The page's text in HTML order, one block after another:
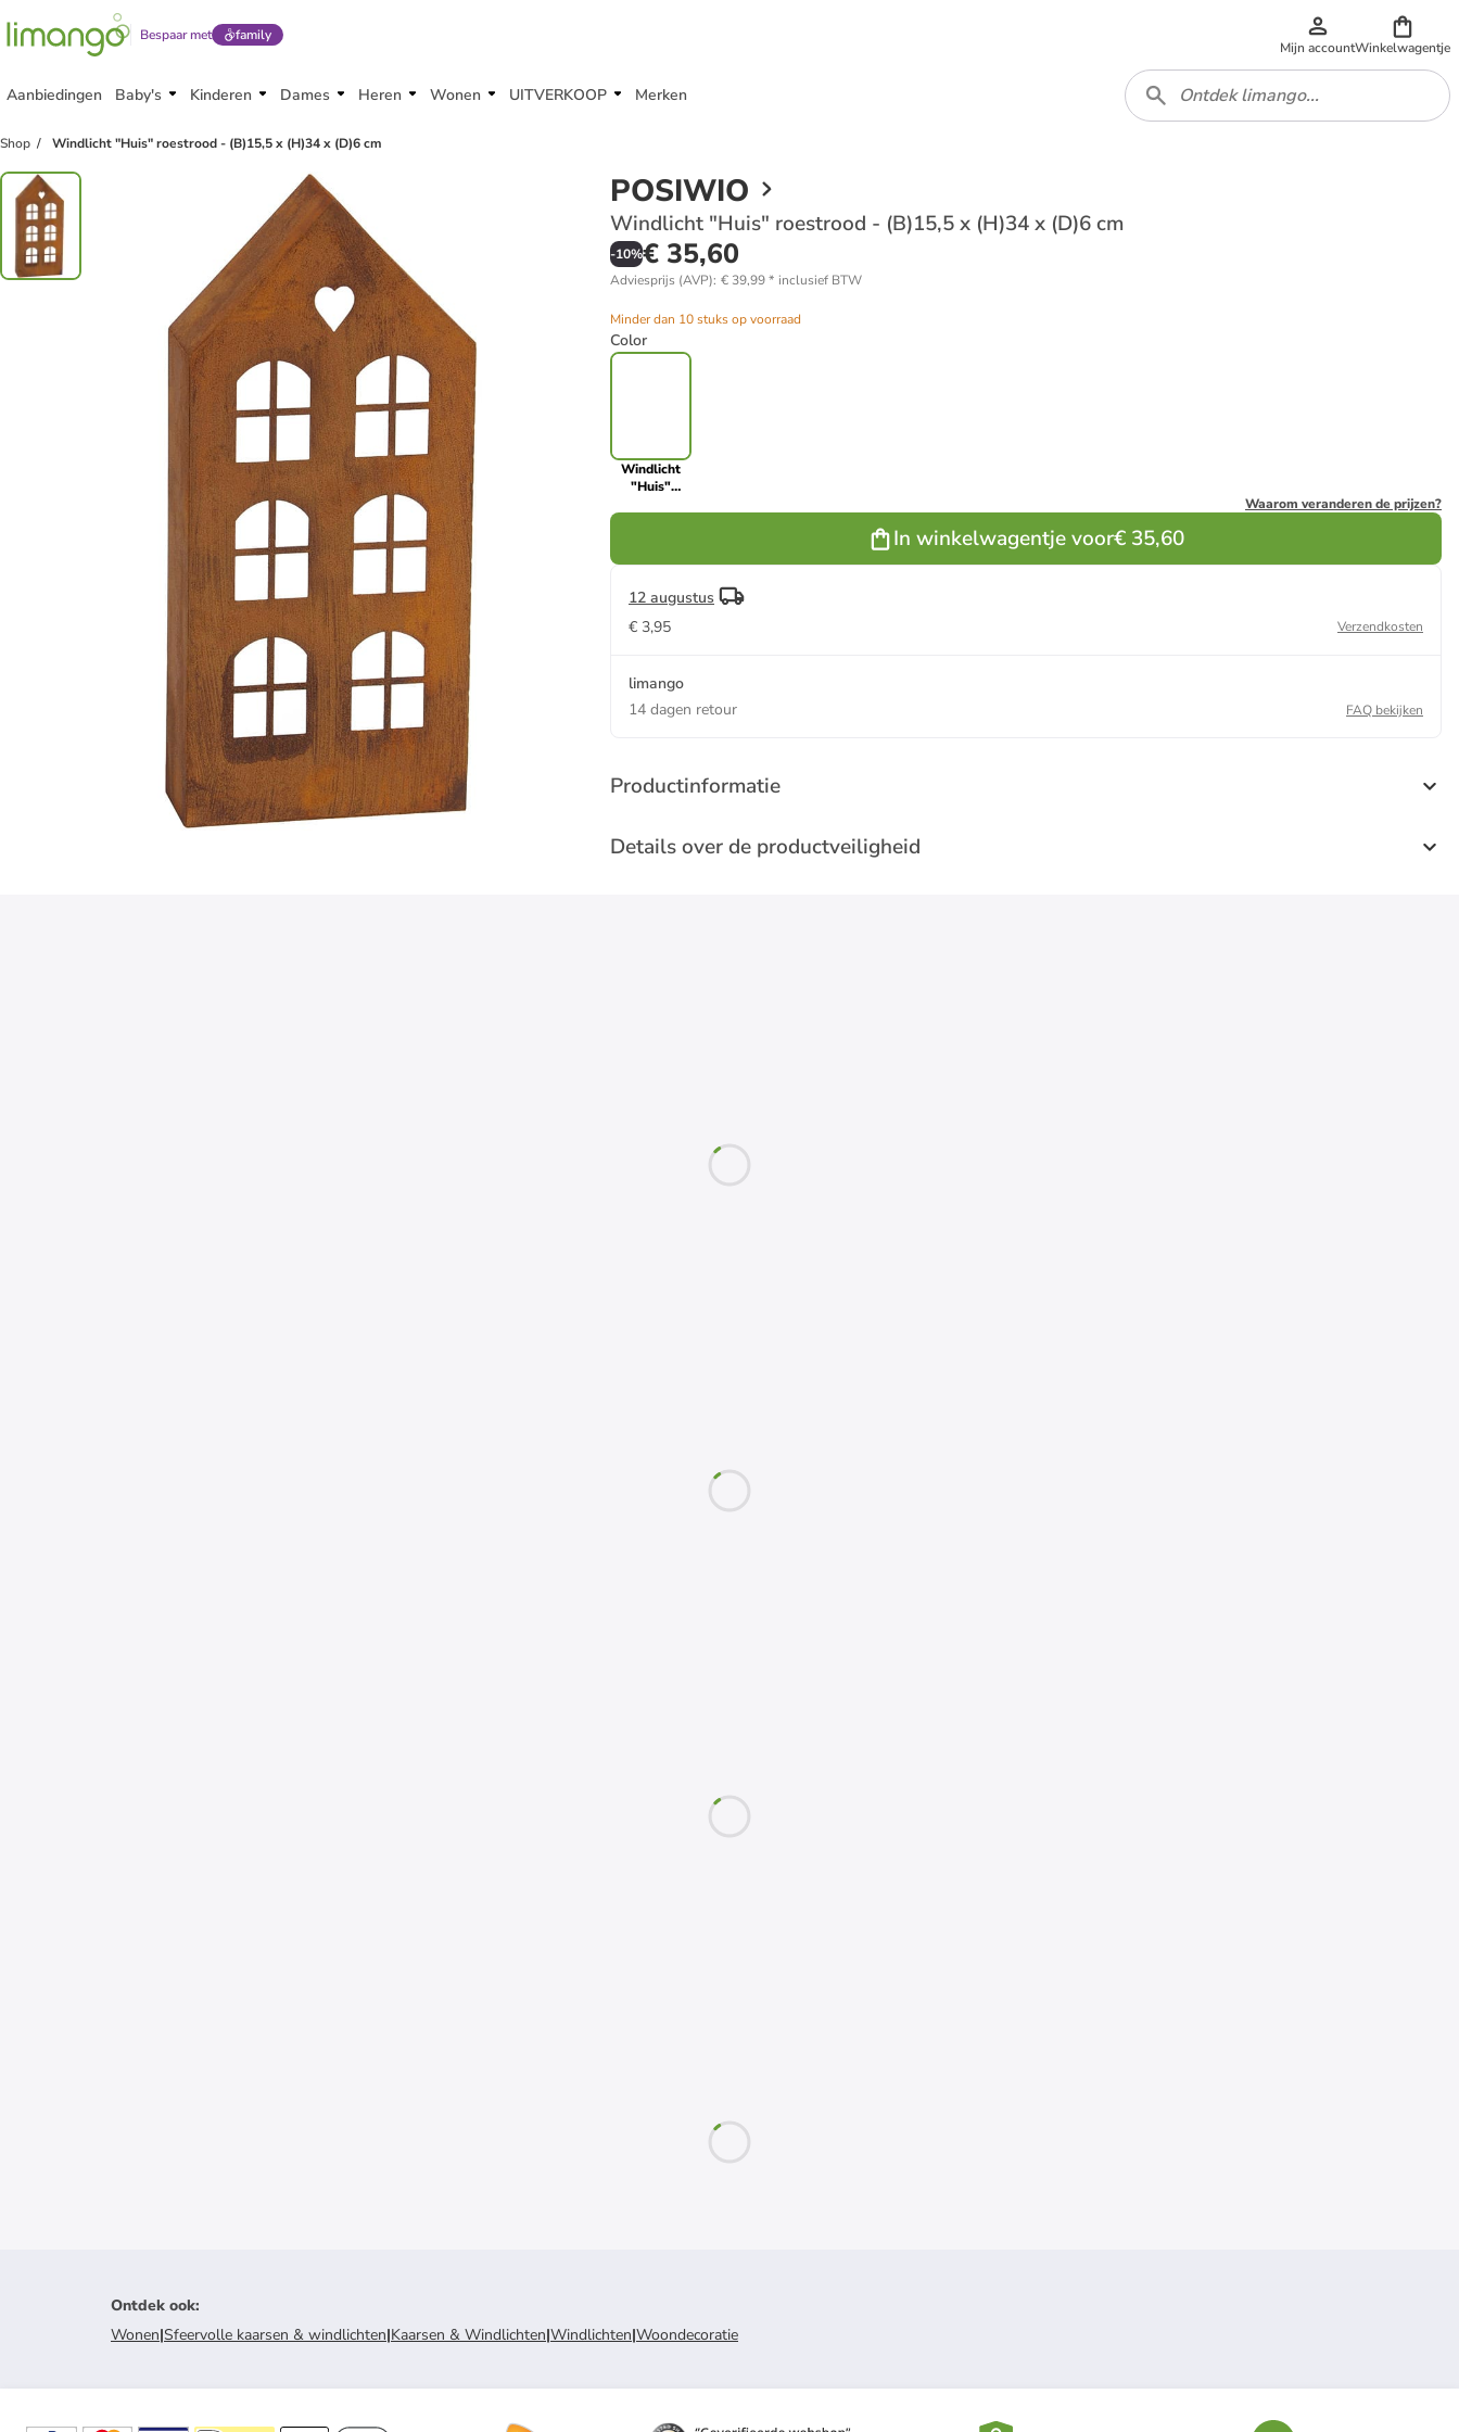
Bespaar met family
Mijn accountWinkelwagentje
Aanbiedingen Baby's Kinderen Dames Heren Wonen UITVERKOOP Merken
Shop Windlicht "Huis" roestrood - (B)15,5 x (H)34 x (D)6 cm
POSIWIO
Windlicht "Huis" roestrood - (B)15,5 x (H)34 x (D)6 cm
-10%€ 35,60
Adviesprijs (AVP): € 39,99* inclusief BTW
Minder dan 10 stuks op voorraad
Color
Windlicht
"Huis"
Waarom veranderen de prijzen?
In winkelwagentje voor€ 35,60
12 augustus
€ 3,95
Verzendkosten
limango
14 dagen retour
FAQ bekijken
Productinformatie
Details over de productveiligheid
Ontdek ook:
Wonen|Sfeervolle kaarsen & windlichten|Kaarsen & Windlichten|Windlichten|Woondecoratie